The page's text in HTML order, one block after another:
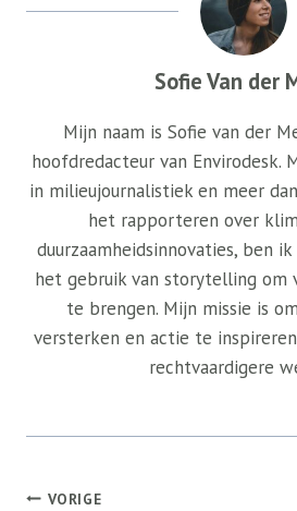
Sofie Van der
Mijn naam is Sofie van der
hoofdredacteur van Envirodesk.
in milieujournalistiek en meer
het rapporteren over
duurzaamheidsinnovaties, ben
het gebruik van storytelling om
te brengen. Mijn missie is
versterken en actie te
rechtvaardigere
Bericht
VORIGE